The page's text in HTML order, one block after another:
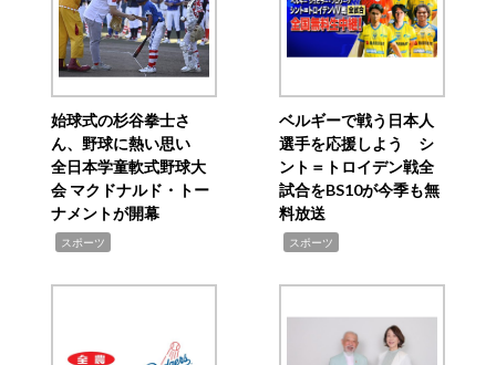
始球式の杉谷拳士さ
ん、野球に熱い思い
全日本学童軟式野球大
会 マクドナルド・トー
ナメントが開幕
スポーツ
ベルギーで戦う日本人
選手を応援しよう シ
ント＝トロイデン戦全
試合をBS10が今季も無
料放送
スポーツ